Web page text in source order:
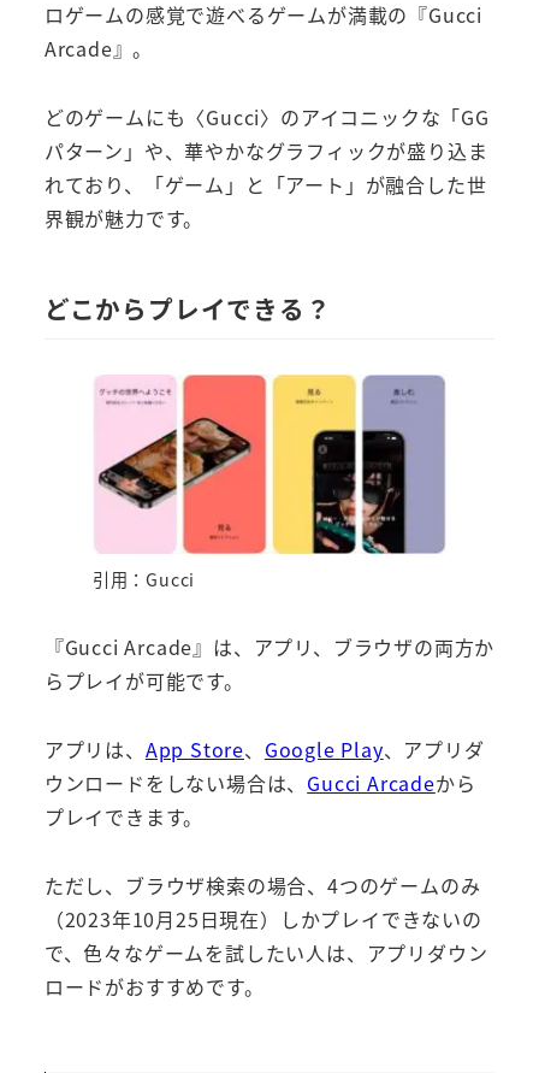
ロゲームの感覚で遊べるゲームが満載の『Gucci
Arcade』。
どのゲームにも〈Gucci〉のアイコニックな「GG
パターン」や、華やかなグラフィックが盛り込ま
れており、「ゲーム」と「アート」が融合した世
界観が魅力です。
どこからプレイできる？
引用：Gucci
『Gucci Arcade』は、アプリ、ブラウザの両方か
らプレイが可能です。
アプリは、 App Store、 Google Play、アプリダ
ウンロードをしない場合は、 Gucci Arcadeから
プレイできます。
ただし、ブラウザ検索の場合、4つのゲームのみ
（2023年10月25日現在）しかプレイできないの
で、色々なゲームを試したい人は、アプリダウン
ロードがおすすめです。